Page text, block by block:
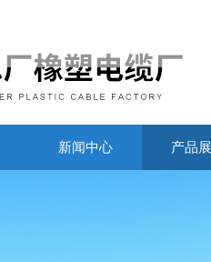
新闻中心 产品